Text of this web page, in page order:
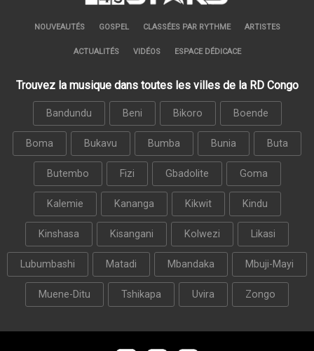
NOUVEAUTÉS GOSPEL CLASSÉES PAR RYTHME ARTISTES
ACTUALITÉS VIDÉOS ESPACE DÉDICACE
Trouvez la musique dans toutes les villes de la RD Congo
Bandundu Beni Bikoro Boende
Boma Bukavu Bumba Bunia Buta
Butembo Fizi Gbadolite Goma
Kalemie Kananga Kikwit Kindu
Kinshasa Kisangani Kolwezi Likasi
Lubumbashi Matadi Mbandaka Mbuji-Mayi
Muene-Ditu Tshikapa Uvira Zongo